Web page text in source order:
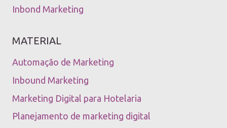
Inbond Marketing
MATERIAL
Automação de Marketing
Inbound Marketing
Marketing Digital para Hotelaria
Planejamento de marketing digital